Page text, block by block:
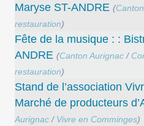
Maryse ST-ANDRE (
restauration)
Fête de la musique : :
ANDRE (Canton Aurignac /
restauration)
Stand de l’association
Marché de producteurs
Aurignac / Vivre en Comminges)